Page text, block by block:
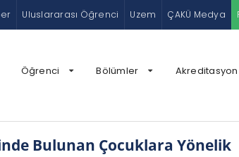
Uluslararası Öğrenci Uzem ÇAKÜ Medya
Öğrenci Bölümler Akreditasyon
Bulunan Çocuklara Yönelik